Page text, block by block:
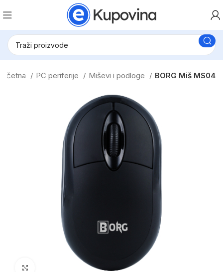
PC periferije Miševi i podloge BORG Miš MS04
Click to enlarge